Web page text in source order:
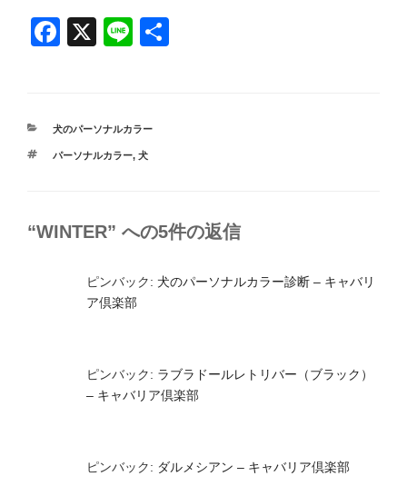
F
e
b
k
X
Li
カ
ゴ
犬のパーソナルカラー
タ
パーソナルカラー, 犬
“WINTER” への5件の返信
ピンバック: 犬のパーソナルカラー診断 – キャバリ
ア倶楽部
ピンバック: ラブラドールレトリバー（ブラック）
– キャバリア倶楽部
ピンバック: ダルメシアン – キャバリア倶楽部